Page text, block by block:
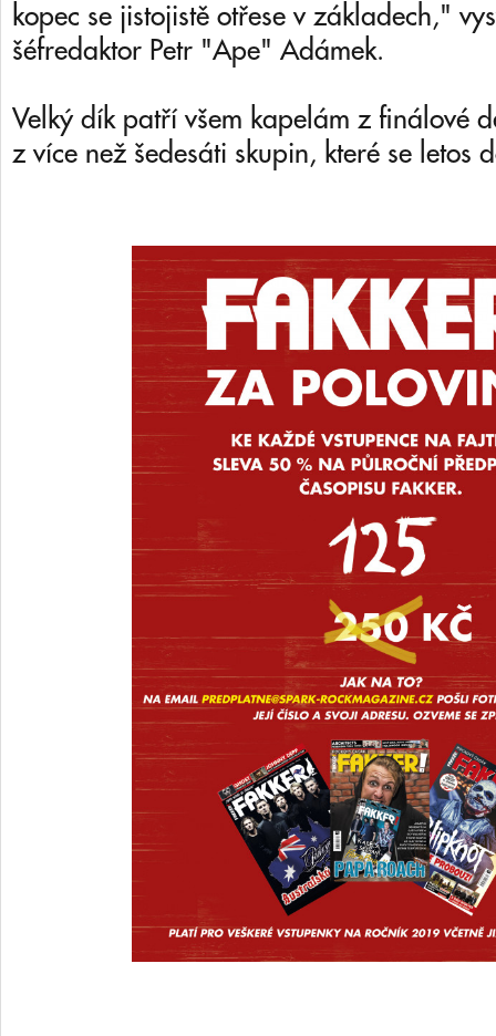
kopec se jistojistě otřese v základech,"
šéfredaktor Petr "Ape" Adámek.
Velký dík patří všem kapelám z finálové
z více než šedesáti skupin, které se letos